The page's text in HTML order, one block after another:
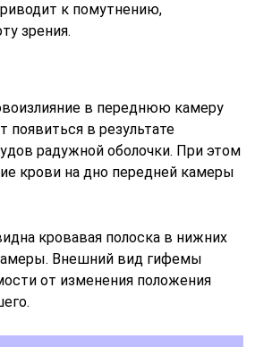
к помутнению,
зрения.
в переднюю камеру
появиться в результате
радужной оболочки. При этом
крови на дно передней камеры
кровавая полоска в нижних
Внешний вид гифемы
от изменения положения